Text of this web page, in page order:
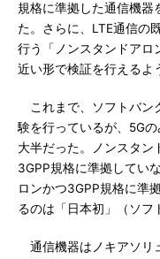
規格に準拠した通信機器
た。さらに、LTE通信の
行う「ノンスタンドアロ
近い形で検証を行えるよ
これまで、ソフトバン
験を行っているが、5G
大半だった。ノンスタン
3GPP規格に準拠してい
ロンかつ3GPP規格に準
るのは「日本初」（ソフ
通信機器はノキアソリ